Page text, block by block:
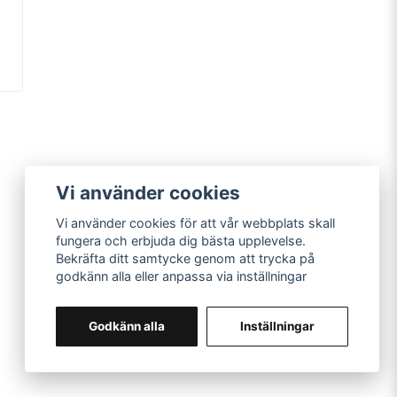
Snusprillan i Uppland AB
Vi använder cookies
Vi använder cookies för att vår webbplats skall
fungera och erbjuda dig bästa upplevelse.
Bekräfta ditt samtycke genom att trycka på
godkänn alla eller anpassa via inställningar
Godkänn alla Inställningar